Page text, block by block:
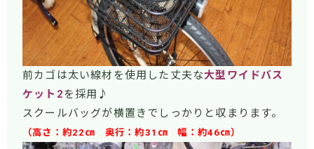
前カゴは太い線材を使用した丈夫な大型ワイドバス
ケット2を採用♪
スクールバッグが横置きでしっかりと収まります。
（高さ：約22㎝ 奥行：約31㎝ 幅：約46㎝）